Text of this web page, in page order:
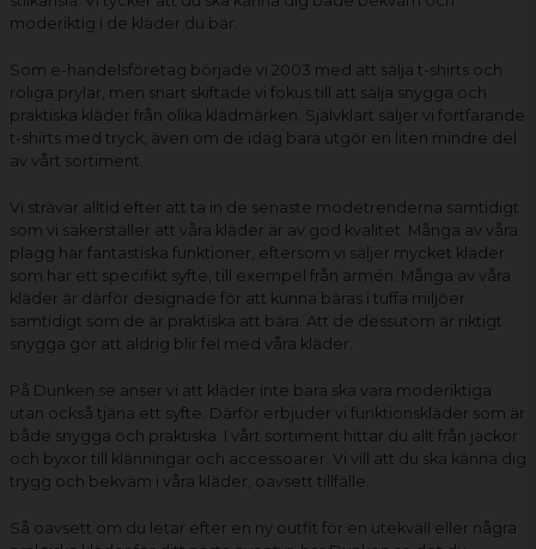
moderiktig i de kläder du bär.
Som e-handelsföretag började vi 2003 med att sälja t-shirts och
roliga prylar, men snart skiftade vi fokus till att sälja snygga och
praktiska kläder från olika klädmärken. Självklart säljer vi fortfarande
t-shirts med tryck, även om de idag bara utgör en liten mindre del
av vårt sortiment.
Vi strävar alltid efter att ta in de senaste modetrenderna samtidigt
som vi säkerställer att våra kläder är av god kvalitet. Många av våra
plagg har fantastiska funktioner, eftersom vi säljer mycket kläder
som har ett specifikt syfte, till exempel från armén. Många av våra
kläder är därför designade för att kunna bäras i tuffa miljöer
samtidigt som de är praktiska att bära. Att de dessutom är riktigt
snygga gör att aldrig blir fel med våra kläder.
På Dunken.se anser vi att kläder inte bara ska vara moderiktiga
utan också tjäna ett syfte. Därför erbjuder vi funktionskläder som är
både snygga och praktiska. I vårt sortiment hittar du allt från jackor
och byxor till klänningar och accessoarer. Vi vill att du ska känna dig
trygg och bekväm i våra kläder, oavsett tillfälle.
Så oavsett om du letar efter en ny outfit för en utekväll eller några